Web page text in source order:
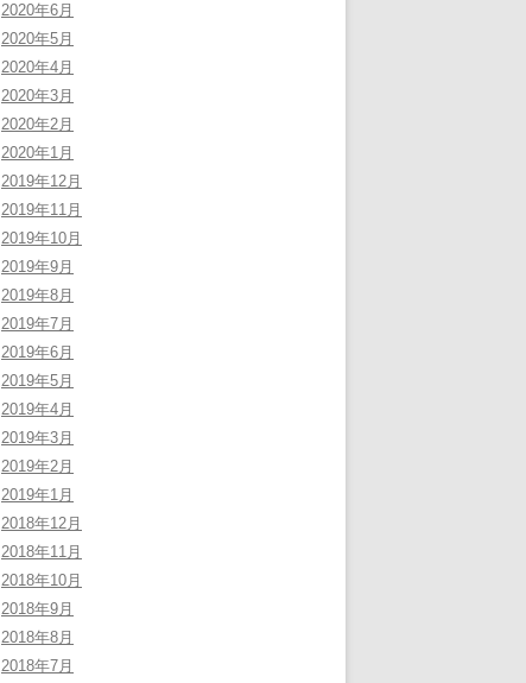
2020年6月
2020年5月
2020年4月
2020年3月
2020年2月
2020年1月
2019年12月
2019年11月
2019年10月
2019年9月
2019年8月
2019年7月
2019年6月
2019年5月
2019年4月
2019年3月
2019年2月
2019年1月
2018年12月
2018年11月
2018年10月
2018年9月
2018年8月
2018年7月